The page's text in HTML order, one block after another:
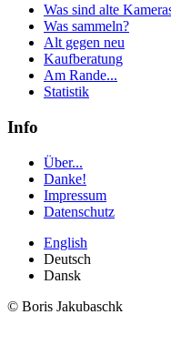
Was sind alte
Was sammeln?
Alt gegen neu
Kaufberatung
Am Rande...
Statistik
Info
Über...
Danke!
Impressum
Datenschutz
English
Deutsch
Dansk
© Boris Jakubaschk